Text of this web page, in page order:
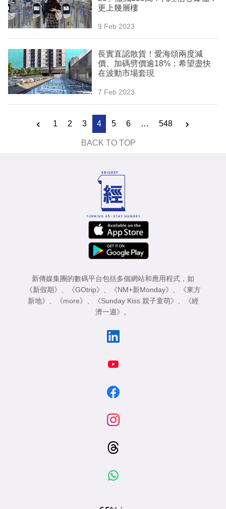
更上幾層樓
9 Feb 2023
長實直認散貨！愛海頌兩度減
價、加碼劈價逾18%：希望盡快
在波動市場套現
7 Feb 2023
1 2 3 4 5 6 … 548
BACK TO TOP
新傳媒集團的數碼平台包括多個網站和應用程式，如
《新假期》 、 《GOtrip》 、 《NM+新Monday》 、
《東方
新地》 、 《more》 、 《Sunday Kiss 親子童萌》 、
《經
濟一週》 。